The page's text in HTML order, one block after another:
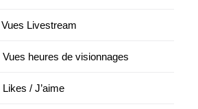
Vues Livestream
Vues heures de visionnages
Likes / J’aime